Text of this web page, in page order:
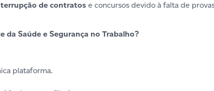
de contratos e concursos devido à falta de
Saúde e Segurança no Trabalho?
plataforma.